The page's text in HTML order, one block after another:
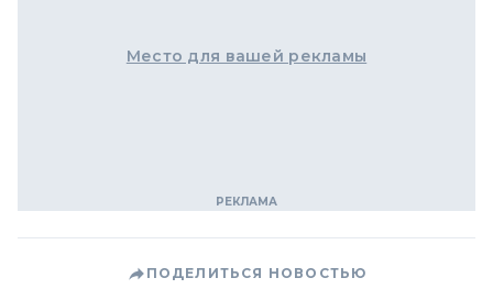
Место для вашей рекламы
ПОДЕЛИТЬСЯ НОВОСТЬЮ